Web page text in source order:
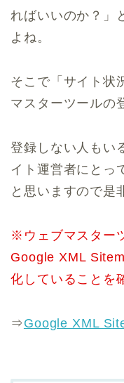
ればいいのか？」
よね。
そこで「サイト状
マスターツールの
登録しない人もい
イト運営者にとっ
と思いますので是
※ウェブマスター
Google XML
化していることを
⇒Google XML